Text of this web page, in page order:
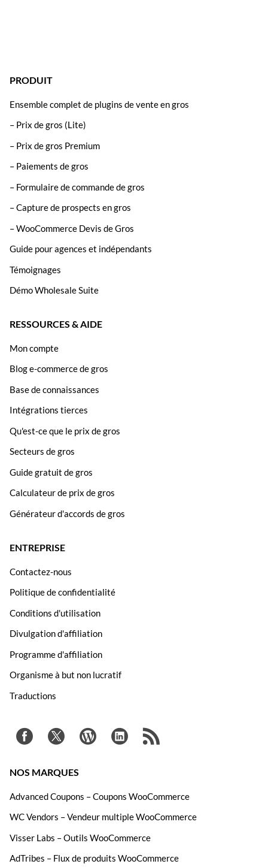
PRODUIT
Ensemble complet de plugins de vente en gros
– Prix de gros (Lite)
– Prix de gros Premium
– Paiements de gros
– Formulaire de commande de gros
– Capture de prospects en gros
– WooCommerce Devis de Gros
Guide pour agences et indépendants
Témoignages
Démo Wholesale Suite
RESSOURCES & AIDE
Mon compte
Blog e-commerce de gros
Base de connaissances
Intégrations tierces
Qu'est-ce que le prix de gros
Secteurs de gros
Guide gratuit de gros
Calculateur de prix de gros
Générateur d'accords de gros
ENTREPRISE
Contactez-nous
Politique de confidentialité
Conditions d'utilisation
Divulgation d'affiliation
Programme d'affiliation
Organisme à but non lucratif
Traductions
NOS MARQUES
Advanced Coupons – Coupons WooCommerce
WC Vendors – Vendeur multiple WooCommerce
Visser Labs – Outils WooCommerce
AdTribes – Flux de produits WooCommerce